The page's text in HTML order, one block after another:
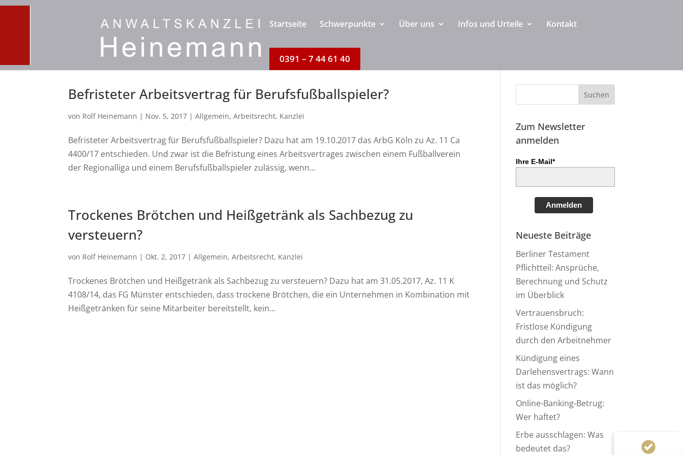
Startseite Schwerpunkte Über uns Infos und Urteile Kontakt
0391 – 7 44 61 40
Befristeter Arbeitsvertrag für Berufsfußballspieler?
von Rolf Heinemann | Nov. 5, 2017 |Allgemein,Arbeitsrecht, Kanzlei
Befristeter Arbeitsvertrag für Berufsfußballspieler? Dazu hat am 19.10.2017 das ArbG Köln zu Az. 11 Ca
4400/17 entschieden. Und zwar ist die Befristung eines Arbeitsvertrages zwischen einem Fußballverein
der Regionalliga und einem Berufsfußballspieler zulässig, wenn...
Trockenes Brötchen und Heißgetränk als Sachbezug zu
versteuern?
von Rolf Heinemann | Okt. 2, 2017 |Allgemein,Arbeitsrecht, Kanzlei
Trockenes Brötchen und Heißgetränk als Sachbezug zu versteuern? Dazu hat am 31.05.2017, Az. 11 K
4108/14, das FG Münster entschieden, dass trockene Brötchen, die ein Unternehmen in Kombination mit
Heißgetränken für seine Mitarbeiter bereitstellt, kein...
Zum Newsletter
anmelden
Ihre E-Mail*
Anmelden
Neueste Beiträge
Berliner Testament
Pflichtteil: Ansprüche,
Berechnung und Schutz
im Überblick
Vertrauensbruch:
Fristlose Kündigung
durch den Arbeitnehmer
Kündigung eines
Darlehensvertrags: Wann
ist das möglich?
Online-Banking-Betrug:
Wer haftet?
Erbe ausschlagen: Was
bedeutet das?
Anwaltskanzlei Heinemann & Rummel GbR
SEHR GUT
4,94 / 5,00
Bewertungen auf
ProvenExpert.com
124
Bewertungen von 1
anderen Quelle